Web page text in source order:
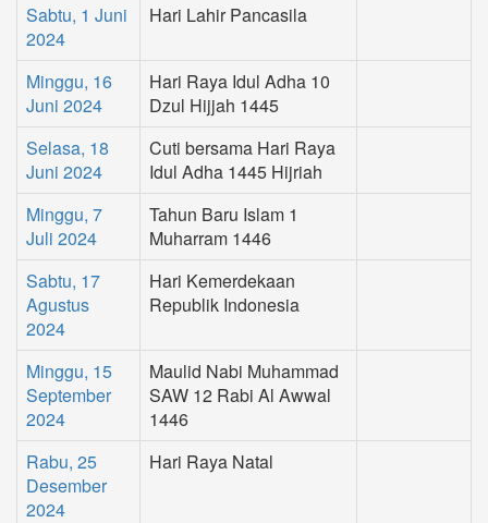
Sabtu, 1 Juni
2024
Hari Lahir Pancasila
Minggu, 16
Juni 2024
Hari Raya Idul Adha 10
Dzul Hijjah 1445
Selasa, 18
Juni 2024
Cuti bersama Hari Raya
Idul Adha 1445 Hijriah
Minggu, 7
Juli 2024
Tahun Baru Islam 1
Muharram 1446
Sabtu, 17
Agustus
2024
Hari Kemerdekaan
Republik Indonesia
Minggu, 15
September
2024
Maulid Nabi Muhammad
SAW 12 Rabi Al Awwal
1446
Rabu, 25
Desember
2024
Hari Raya Natal